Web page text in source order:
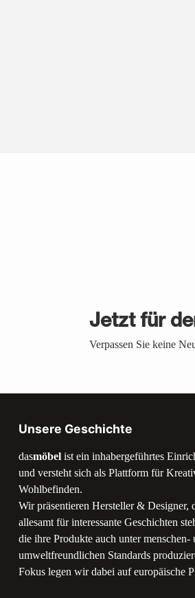
Jetzt für
Verpassen Sie keine
Unsere Geschichte
dasmöbel ist ein inhabergeführtes
und versteht sich als Plattform für
Wohlbefinden.
Wir präsentieren Hersteller & Designer,
allesamt für interessante Geschichten
die ihre Produkte auch unter menschen-
umweltfreundlichen Standards
Fokus legen wir dabei auf europäische